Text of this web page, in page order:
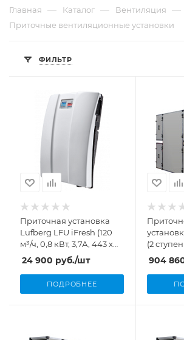
Главная — Каталог — Вентиляция —
Приточные вентиляционные установки
ФИЛЬТР
Приточная установка
Lufberg LFU iFresh (120
м³/ч, 0,8 кВт, 3,7А, 443 х
594 х 160)
24 900 руб./шт
ПОДРОБНЕЕ
(2
6000 м³/
904